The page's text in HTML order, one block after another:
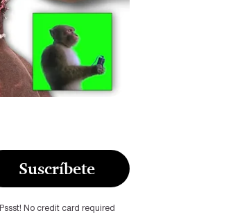
Suscríbete
Pssst! No credit card required